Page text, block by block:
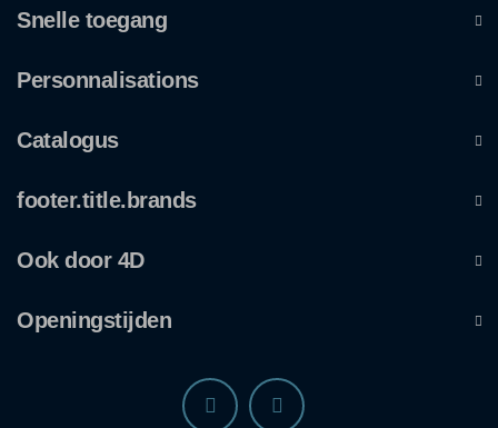
Snelle toegang
Personnalisations
Catalogus
footer.title.brands
Ook door 4D
Openingstijden